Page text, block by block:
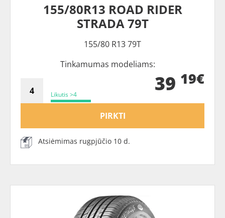
155/80R13 ROAD RIDER
STRADA 79T
155/80 R13 79T
Tinkamumas modeliams:
Likutis >4 39 19€
PIRKTI
Atsiėmimas rugpjūčio 10 d.